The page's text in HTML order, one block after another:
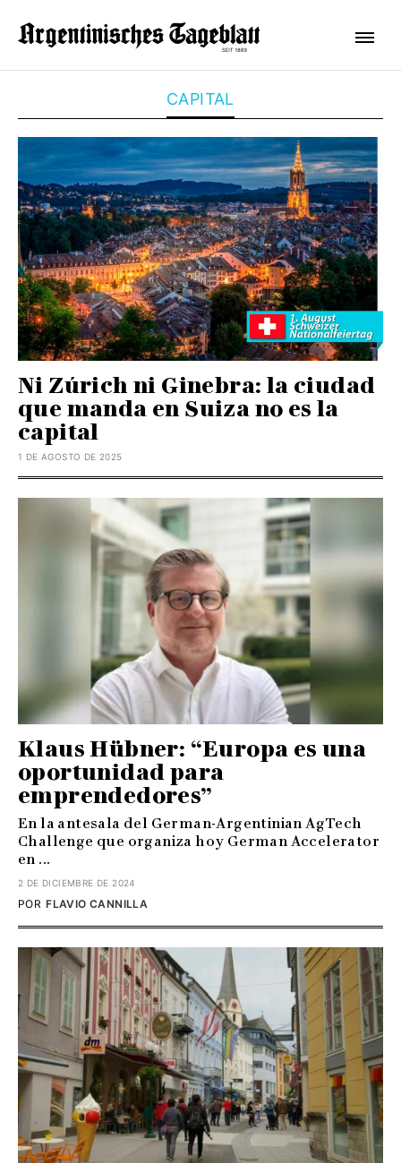
CAPITAL
Ni Zúrich ni Ginebra: la ciudad
que manda en Suiza no es la
capital
1 DE AGOSTO DE 2025
Klaus Hübner: “Europa es una
oportunidad para
emprendedores”
En la antesala del German-Argentinian AgTech
Challenge que organiza hoy German Accelerator
en ...
2 DE DICIEMBRE DE 2024
FLAVIO CANNILLA
POR